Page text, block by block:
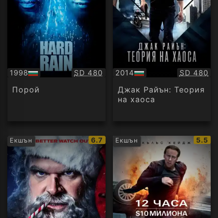
1998
БГ
аудио
Качество:
SD 480
Порой
2014
БГ
аудио
SD 480
Джак Райън: Теория
на хаоса
Екшън
IMDb
рейтинг:
6.7 Екшън
IMDb
5.5